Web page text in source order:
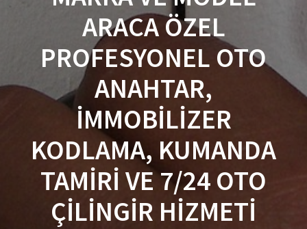
ARACA ÖZEL
PROFESYONEL OTO
ANAHTAR,
IMMOBILIZER
KODLAMA, KUMANDA
TAMIRI VE 7/24 OTO
ÇILINGIR HIZMETI